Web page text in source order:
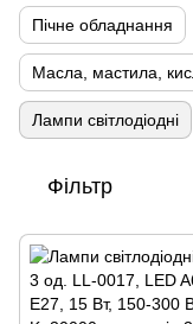
Пічне обладнання
Масла, мастила,
Лампи світлодіодні
Фільтр